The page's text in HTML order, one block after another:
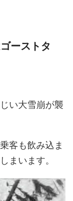
ーストタ
い大雪崩が襲
客も飲み込ま
まいます。